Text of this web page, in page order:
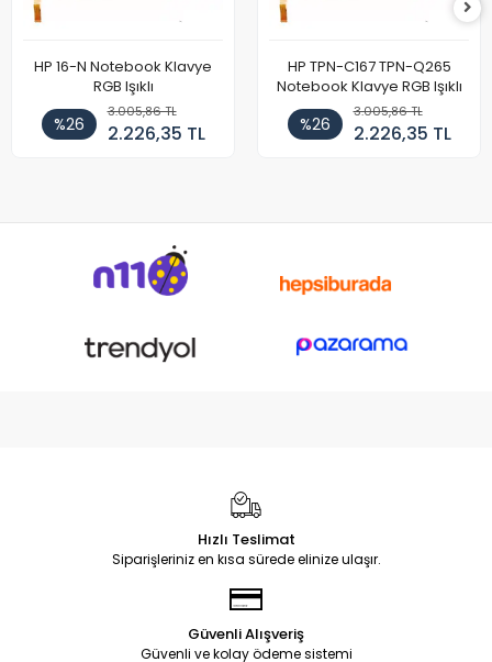
HP 16-N Notebook Klavye
RGB Işıklı
%26
3.005,86 TL
2.226,35 TL
HP TPN-C167 TPN-Q265
Notebook Klavye RGB Işıklı
%26
3.005,86 TL
2.226,35 TL
Hızlı Teslimat
Siparişleriniz en kısa sürede elinize ulaşır.
Güvenli Alışveriş
Güvenli ve kolay ödeme sistemi